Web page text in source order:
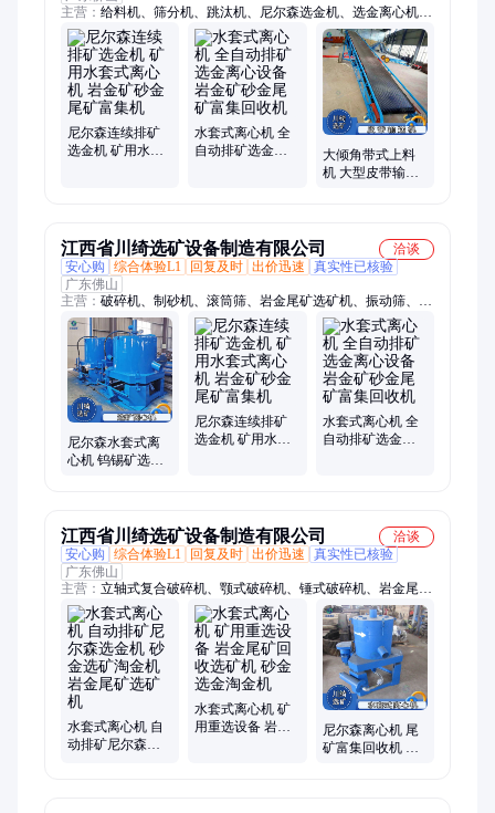
主营： 给料机、筛分机、跳汰机、尼尔森选金机、选金离心机、
铜米机、铜铝分离机、五金烘干脱水机、选矿棒磨机、球磨机、
淘金设备、矿用粉碎机、滚筒筛、脱水筛、洗沙机、选金摇床、
浮选机、螺旋分级机、搅拌槽、输送机、泥石分离机、螺旋溜
槽、洗石机、洗矿机、振动筛
尼尔森连续排矿
选金机 矿用水套
水套式离心机 全
自动排矿选金离
大倾角带式上料
机 大型皮带输送
江西省川绮选矿设备制造有限公司
洽谈
安心购
综合体验L1 回复及时 出价迅速
真实性已核验
广东佛山
主营： 破碎机、制砂机、滚筒筛、岩金尾矿选矿机、振动筛、球
磨机、输送机、离心机、洗石机、撕碎机、跳汰机
尼尔森水套式离
心机 钨锡矿选金
尼尔森连续排矿
选金机 矿用水套
水套式离心机 全
自动排矿选金离
江西省川绮选矿设备制造有限公司
洽谈
安心购
综合体验L1 回复及时 出价迅速
真实性已核验
广东佛山
主营： 立轴式复合破碎机、颚式破碎机、锤式破碎机、岩金尾矿
选矿机、反击式破碎机、对辊破碎机、球磨机、湿式铜米分离
机、螺旋洗沙筛沙一体、脱水筛、螺旋洗沙机、轮斗洗沙机、槽
式洗矿机、滚筒筛、振动筛、水力旋流器、脱泥斗、螺旋输送
机、6s摇床、跳汰机、螺旋溜槽、渣浆泵、水套式离心机、浮选
机、磁选机、除铁器
水套式离心机 自
动排矿尼尔森选
水套式离心机 矿
用重选设备 岩金
尼尔森离心机 尾
矿富集回收机 自